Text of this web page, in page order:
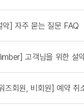
악] 자주 묻는 질문 FAQ
고객님을 위한 설
즈회원, 비회원] 예약